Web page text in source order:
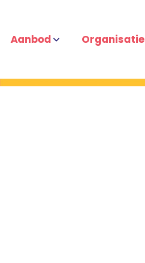
Aanbod Organisatie